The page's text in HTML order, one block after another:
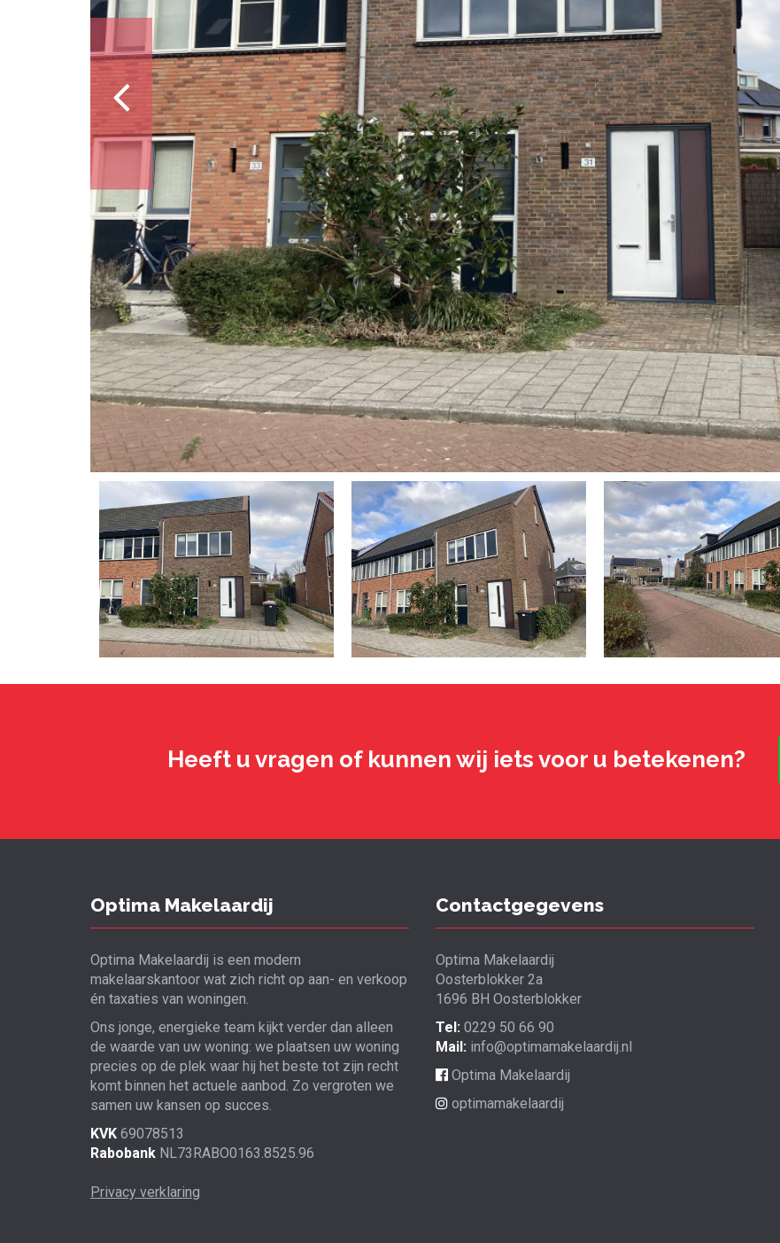
Heeft u vragen of kunnen wij iets voor u betekenen?
Optima Makelaardij
Optima Makelaardij is een modern
makelaarskantoor wat zich richt op aan- en verkoop
én taxaties van woningen.
Ons jonge, energieke team kijkt verder dan alleen
de waarde van uw woning: we plaatsen uw woning
precies op de plek waar hij het beste tot zijn recht
komt binnen het actuele aanbod. Zo vergroten we
samen uw kansen op succes.
KVK 69078513
Rabobank NL73RABO0163.8525.96
Privacy verklaring
Contactgegevens
Optima Makelaardij
Oosterblokker 2a
1696 BH Oosterblokker
Tel: 0229 50 66 90
Mail: info@optimamakelaardij.nl
Optima Makelaardij
optimamakelaardij